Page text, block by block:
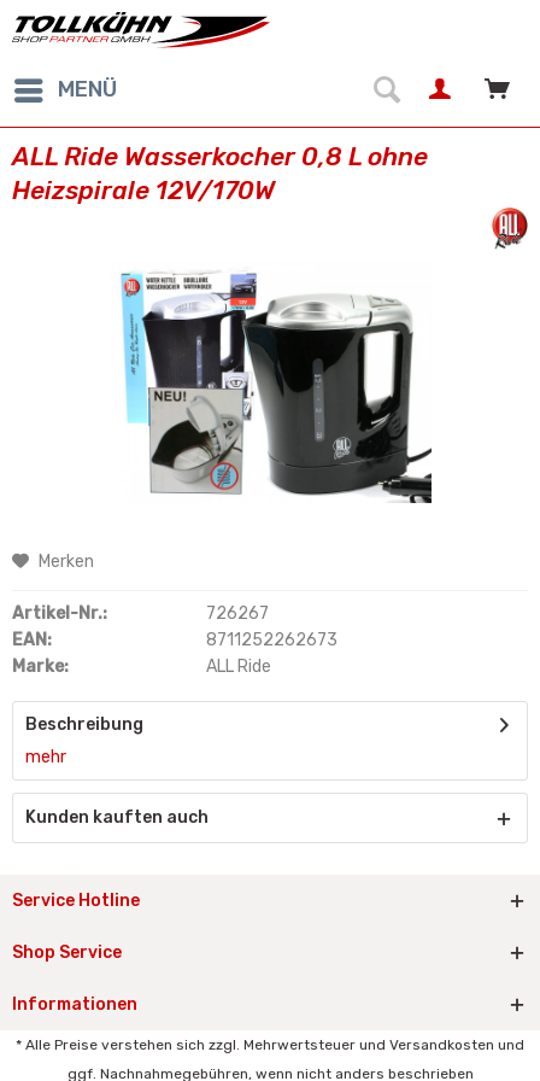
MENÜ
ALL Ride Wasserkocher 0,8 L ohne
Heizspirale 12V/170W
Merken
Artikel-Nr.:
726267
EAN:
8711252262673
Marke:
ALL Ride
Beschreibung
mehr
Kunden kauften auch
Service Hotline
Shop Service
Informationen
* Alle Preise verstehen sich zzgl. Mehrwertsteuer und Versandkosten und
ggf. Nachnahmegebühren, wenn nicht anders beschrieben